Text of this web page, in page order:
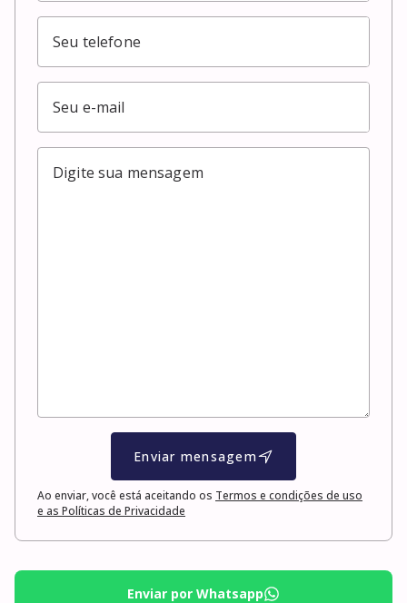
Enviar mensagem
Ao enviar, você está aceitando os Termos e condições de uso
e as Políticas de Privacidade
Enviar por Whatsapp